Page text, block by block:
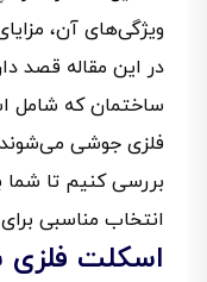
ویژگی‌های آن،
در این مقاله قصد
ساختمان که شامل
فلزی جوشی می‌شوند،
بررسی کنیم تا شما
انتخاب مناسبی
اسکلت